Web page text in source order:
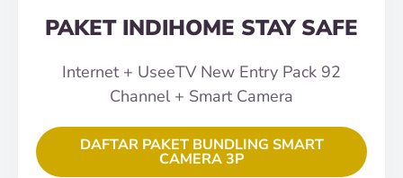
PAKET INDIHOME STAY SAFE
Internet + UseeTV New Entry Pack 92
Channel + Smart Camera
DAFTAR PAKET BUNDLING SMART
CAMERA 3P